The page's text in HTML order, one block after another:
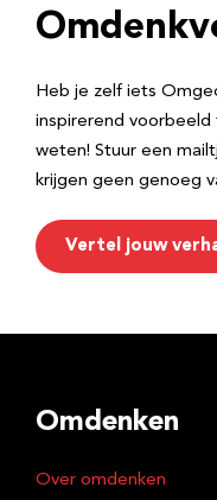
e
Heb je zelf iets
inspirerend
weten! Stuur een
krijgen geen genoeg
Vertel jouw
Omdenken
Over omdenken